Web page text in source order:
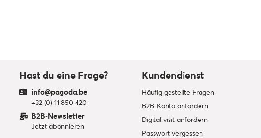
Hast du eine Frage?
info@pagoda.be
+32 (0) 11 850 420
B2B-Newsletter
Jetzt abonnieren
Kundendienst
Häufig gestellte Fragen
B2B-Konto anfordern
Digital visit anfordern
Passwort vergessen